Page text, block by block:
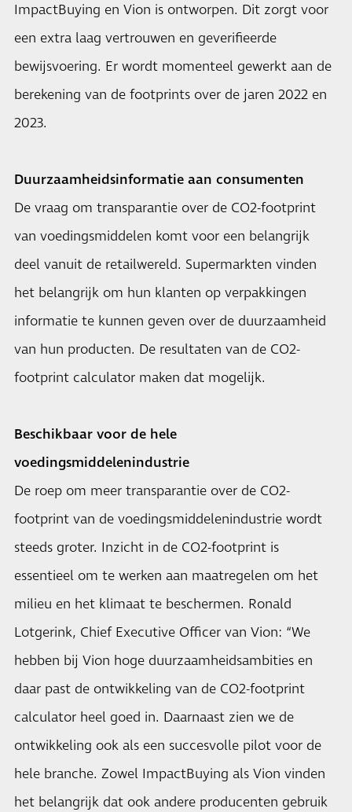
ImpactBuying en Vion is ontworpen. Dit zorgt voor
een extra laag vertrouwen en geverifieerde
bewijsvoering. Er wordt momenteel gewerkt aan de
berekening van de footprints over de jaren 2022 en
2023.
Duurzaamheidsinformatie aan consumenten
De vraag om transparantie over de CO2-footprint
van voedingsmiddelen komt voor een belangrijk
deel vanuit de retailwereld. Supermarkten vinden
het belangrijk om hun klanten op verpakkingen
informatie te kunnen geven over de duurzaamheid
van hun producten. De resultaten van de CO2-
footprint calculator maken dat mogelijk.
Beschikbaar voor de hele
voedingsmiddelenindustrie
De roep om meer transparantie over de CO2-
footprint van de voedingsmiddelenindustrie wordt
steeds groter. Inzicht in de CO2-footprint is
essentieel om te werken aan maatregelen om het
milieu en het klimaat te beschermen. Ronald
Lotgerink, Chief Executive Officer van Vion: “We
hebben bij Vion hoge duurzaamheidsambities en
daar past de ontwikkeling van de CO2-footprint
calculator heel goed in. Daarnaast zien we de
ontwikkeling ook als een succesvolle pilot voor de
hele branche. Zowel ImpactBuying als Vion vinden
het belangrijk dat ook andere producenten gebruik